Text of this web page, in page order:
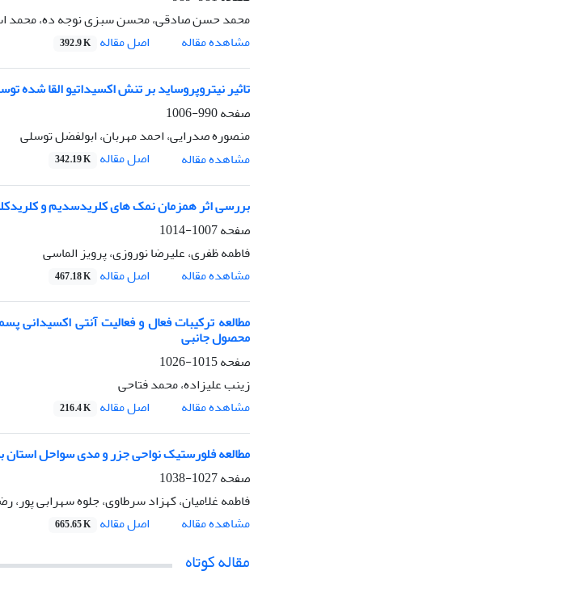
محمد حسن صادقی، محسن سبزی نوجه ده، محمد
مشاهده مقاله
اصل مقاله 392.9 K
تاثیر نیتروپروساید بر تنش اکسیداتیو القا شده
صفحه990-1006
منصوره صدرایی، احمد مهربان، ابولفضل توسلی
مشاهده مقاله
اصل مقاله 342.19 K
بررسی اثر همزمان نمک های کلریدسدیم و
صفحه1007-1014
فاطمه ظفری، علیرضا نوروزی، پرویز الماسی
مشاهده مقاله
اصل مقاله 467.18 K
محصول جانبی
صفحه1015-1026
زینب علیزاده، محمد فتاحی
مشاهده مقاله
اصل مقاله 216.4 K
مطالعه فلورستیک نواحی جزر و مدی سواحل استان
صفحه1027-1038
فاطمه غلامیان، کهزاد سرطاوی، جلوه سهرابی پور،
مشاهده مقاله
اصل مقاله 665.65 K
مقاله کوتاه